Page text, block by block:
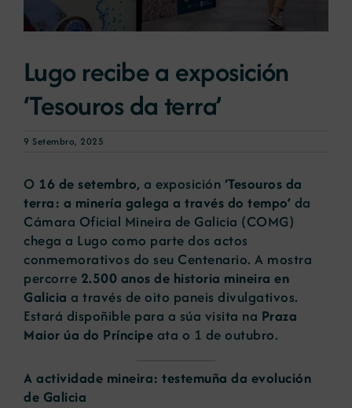
Portal de emprego
Contacto
Lugo recibe a exposición
‘Tesouros da terra’
9 Setembro, 2025
O 16 de setembro, a exposición ‘Tesouros da
terra: a minería galega a través do tempo’ da
Cámara Oficial Mineira de Galicia (COMG)
chega a Lugo como parte dos actos
conmemorativos do seu Centenario. A mostra
percorre 2.500 anos de historia mineira en
Galicia a través de oito paneis divulgativos.
Estará dispoñible para a súa visita na Praza
Maior úa do Príncipe ata o 1 de outubro.
A actividade mineira: testemuña da evolución
de Galicia